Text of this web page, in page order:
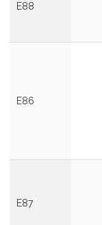
E88
E86
E87